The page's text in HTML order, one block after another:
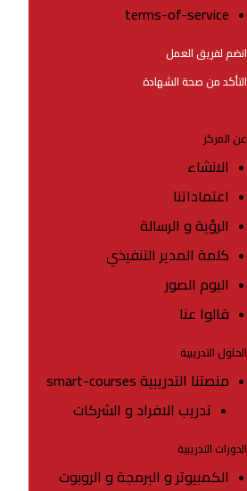
terms-of-service
انضم لفريق العمل
التأكد من صحة الشهادة
عن المركز
الانشاء
اعتماداتنا
الرؤية و الرسالة
كلمة المدير التنفيذي
البوم الصور
قالوا عنا
الحلول التدريبية
منصتنا التدريبية smart-courses
تدريب الافراد و الشركات
الدورات التدريبية
الكمبيوتر و البرمجة و الروبوت